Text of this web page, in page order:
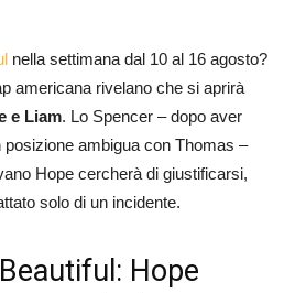
nella settimana dal 10 al 16 agosto?
americana rivelano che si aprirà
e Liam. Lo Spencer – dopo aver
ambigua con Thomas –
Hope cercherà di giustificarsi,
solo di un incidente.
Hope